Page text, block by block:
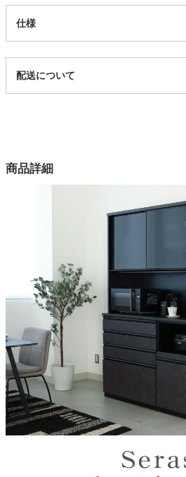
仕様
3ss04203910
1色
モイス、転倒防止ベルト、コンセント
天板
強化シート
原産国
中国
搬入に関して
上下分割で搬入ができます。
配送について
商品詳細